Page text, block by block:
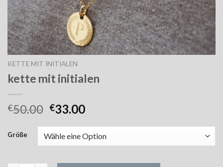
KETTE MIT INITIALEN
kette mit initialen
€50.00 €33.00
Größe